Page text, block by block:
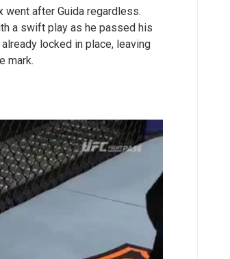
went after Guida regardless.
a swift play as he passed his
locked in place, leaving
mark.